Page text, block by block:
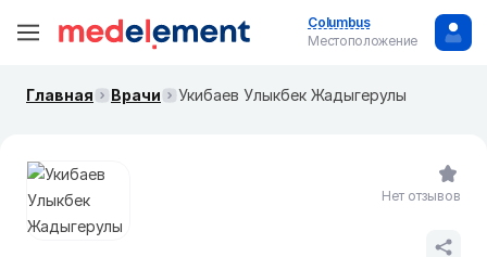
Columbus
Местоположение
Главная Врачи Укибаев Улыкбек Жадыгерулы
Нет отзывов